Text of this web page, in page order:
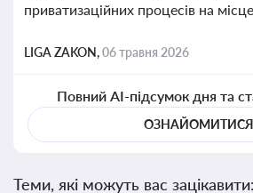
приватизаційних процесів на
LIGA ZAKON,06 травня 2026
Повний AI-підсумок дня та
ОЗНАЙОМИТИСЯ
Теми, які можуть вас зацікавити: